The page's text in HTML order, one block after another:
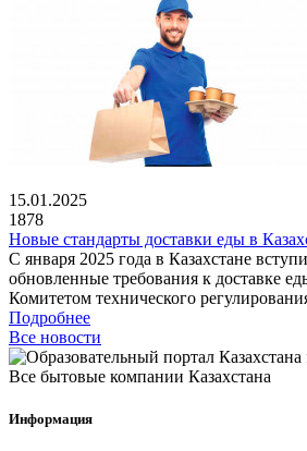
15.01.2025
1878
Новые стандарты доставки еды в
С января 2025 года в Казахстане
обновленные требования к доставке
Комитетом технического
Подробнее
Все новости
Все бытовые компании Казахстана
Информация